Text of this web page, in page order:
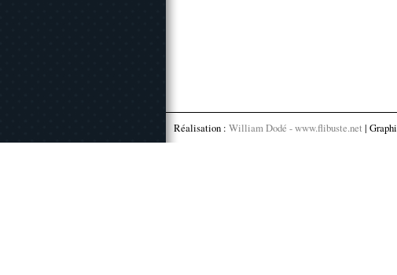
Réalisation : William Dodé - www.flibuste.net |